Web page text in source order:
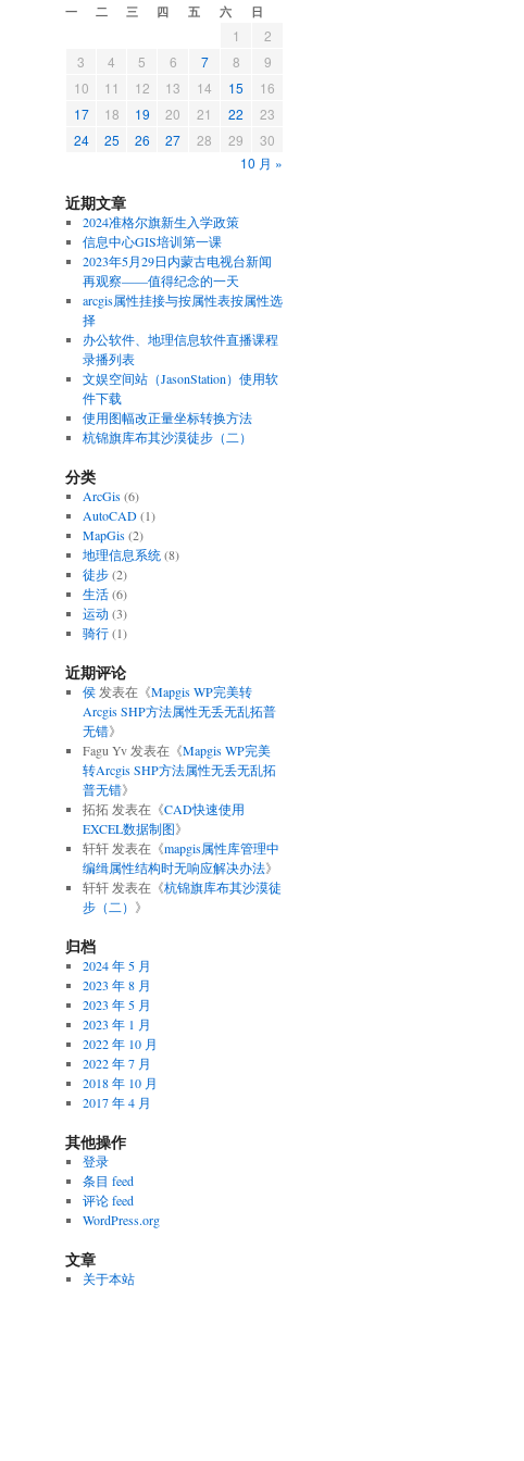
一 二 三 四 五 六 日
1
2
3
4 5 6 7 8
9
10
11 12 13 14 15
16
17
18 19 20 21 22
23
24
25 26 27 28 29
30
10 月 »
近期文章
2024准格尔旗新生入学政策
信息中心GIS培训第一课
2023年5月29日内蒙古电视台新闻
再观察——值得纪念的一天
arcgis属性挂接与按属性表按属性选
择
办公软件、地理信息软件直播课程
录播列表
文娱空间站（JasonStation）使用软
件下载
使用图幅改正量坐标转换方法
杭锦旗库布其沙漠徒步（二）
分类
ArcGis(6)
AutoCAD(1)
MapGis(2)
地理信息系统(8)
徒步(2)
生活(6)
运动 (3)
骑行(1)
近期评论
侯发表在《Mapgis WP完美转
Arcgis SHP方法属性无丢无乱拓普
无错》
Fagu Yv发表在《Mapgis WP完美
转Arcgis SHP方法属性无丢无乱拓
普无错》
拓拓 发表在《CAD快速使用
EXCEL数据制图》
轩轩发表在《mapgis属性库管理中
编缉属性结构时无响应解决办法》
轩轩发表在《杭锦旗库布其沙漠徒
步（二） 》
归档
2024 年 5 月
2023 年 8 月
2023 年 5 月
2023 年 1 月
2022 年 10 月
2022 年 7 月
2018 年 10 月
2017 年 4 月
其他操作
登录
条目 feed
评论 feed
WordPress.org
文章
关于本站